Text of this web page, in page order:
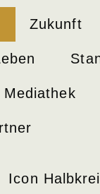
Zukunft
Mediathek